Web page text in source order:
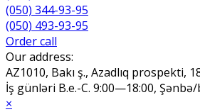
(050) 344-93-95
(050) 493-93-95
Order call
Our address:
AZ1010, Bakı ş., Azadlıq prospekti,
İş günləri B.e.-C. 9:00—18:00,
×